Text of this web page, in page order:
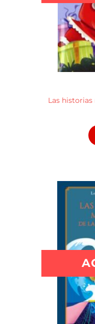
Las historias